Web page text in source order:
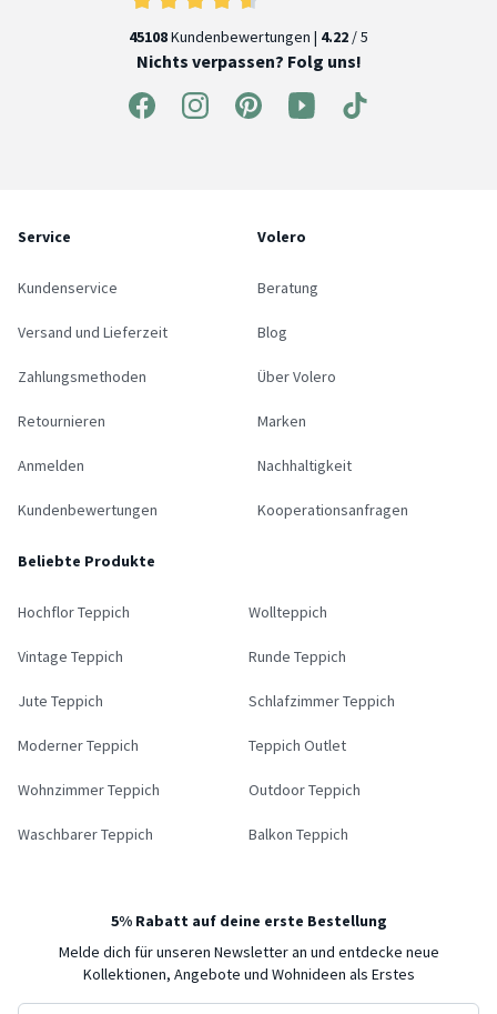
45108Kundenbewertungen | 4.22 / 5
Nichts verpassen? Folg uns!
Service
Kundenservice
Versand und Lieferzeit
Zahlungsmethoden
Retournieren
Anmelden
Kundenbewertungen
Volero
Beratung
Blog
Über Volero
Marken
Nachhaltigkeit
Kooperationsanfragen
Beliebte Produkte
Hochflor Teppich Wollteppich
Vintage Teppich Runde Teppich
Jute Teppich Schlafzimmer Teppich
Moderner Teppich Teppich Outlet
Wohnzimmer Teppich Outdoor Teppich
Waschbarer Teppich Balkon Teppich
5% Rabatt auf deine erste Bestellung
Melde dich für unseren Newsletter an und entdecke neue
Kollektionen, Angebote und Wohnideen als Erstes